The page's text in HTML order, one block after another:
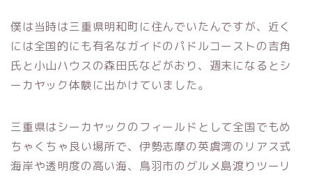
僕は当時は三重県明和町に住んでいたんですが、近く
には全国的にも有名なガイドのパドルコーストの吉角
氏と小山ハウスの森田氏などがおり、週末になるとシ
ーカヤック体験に出かけていました。
三重県はシーカヤックのフィールドとして全国でもめ
ちゃくちゃ良い場所で、伊勢志摩の英虞湾のリアス式
海岸や透明度の高い海、鳥羽市のグルメ島渡りツーリ